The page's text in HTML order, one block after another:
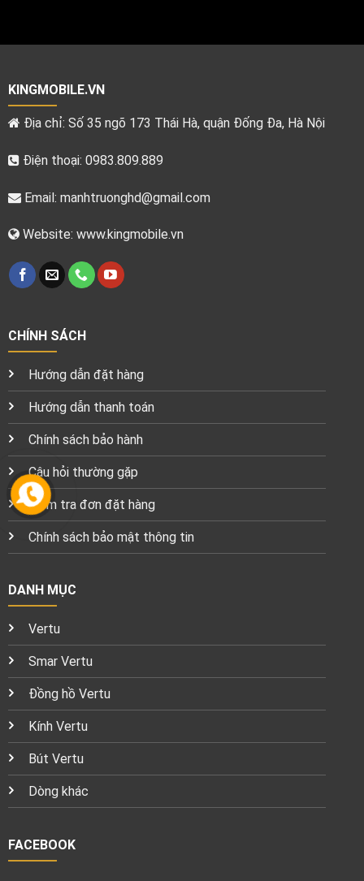
KINGMOBILE.VN
Địa chỉ: Số 35 ngõ 173 Thái Hà, quận Đống Đa, Hà Nội
Điện thoại: 0983.809.889
Email: manhtruonghd@gmail.com
Website: www.kingmobile.vn
CHÍNH SÁCH
Hướng dẫn đặt hàng
Hướng dẫn thanh toán
Chính sách bảo hành
Câu hỏi thường gặp
Kiểm tra đơn đặt hàng
Chính sách bảo mật thông tin
DANH MỤC
Vertu
Smar Vertu
Đồng hồ Vertu
Kính Vertu
Bút Vertu
Dòng khác
FACEBOOK